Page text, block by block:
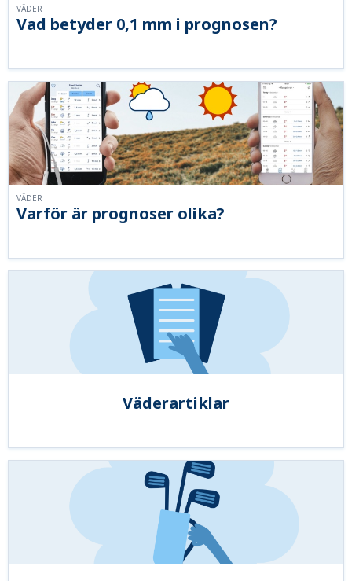
Vad betyder 0,1 mm i prognosen?
VÄDER
Varför är prognoser olika?
VÄDER
Väderartiklar